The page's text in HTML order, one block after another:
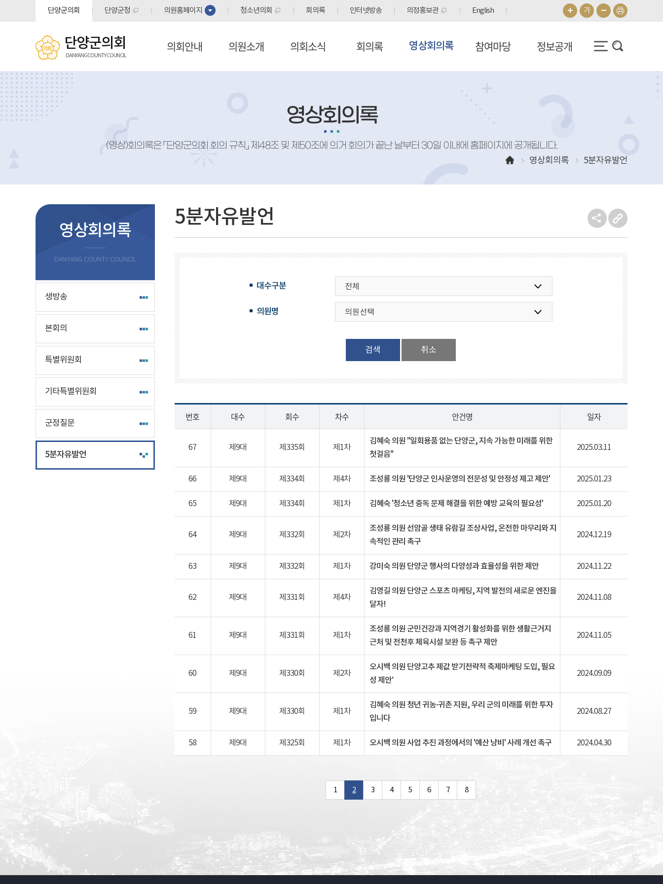
단양군의회 단양군청 의원홈페이지 청소년의회 회의록 인터넷방송 의정홍보관 English 가
단양군의회
DANYANG COUNTY COUNCIL
의회안내 의원소개 의회소식 회의록 영상회의록 참여마당 정보공개
영상회의록
(영상)회의록은 「단양군의회 회의 규칙」 제48조 및 제50조에 의거 회의가 끝난 날부터 30일 이내에 홈페이지에 공개됩니다.
영상회의록
DANYANG COUNTY COUNCIL
생방송
본회의
특별위원회
기타특별위원회
군정질문
5분자유발언
5분자유발언
영상회의록 5분자유발언
대수구분
의원명
검색
번호 대수 회수 차수 안건명 일자
67 제9대 제335회 제1차
김혜숙 의원 "일회용품 없는 단양군, 지속 가능한 미래를 위한
첫걸음"
2025.03.11
66 제9대 제334회 제4차 조성룡 의원 '단양군 인사운영의 전문성 및 안정성 제고 제안' 2025.01.23
65 제9대 제334회 제1차 김혜숙 '청소년 중독 문제 해결을 위한 예방 교육의 필요성' 2025.01.20
64 제9대 제332회 제2차
조성룡 의원 선암골 생태 유람길 조상사업, 온전한 마무리와 지
속적인 관리 촉구
2024.12.19
63 제9대 제332회 제1차 강미숙 의원 단양군 행사의 다양성과 효율성을 위한 제안 2024.11.22
62 제9대 제331회 제4차
김영길 의원 단양군 스포츠 마케팅, 지역 발전의 새로운 엔진을
달자!
2024.11.08
61 제9대 제331회 제1차
조성룡 의원 군민건강과 지역경기 활성화를 위한 생활근거지
근처 및 전천후 체육시설 보완 등 촉구 제안
2024.11.05
60 제9대 제330회 제2차
오시백 의원 단양고추 제값 받기전략적 축제마케팅 도입, 필요
성 제안’
2024.09.09
59 제9대 제330회 제1차
김혜숙 의원 청년 귀농·귀촌 지원, 우리 군의 미래를 위한 투자
입니다
2024.08.27
58 제9대 제325회 제1차 오시백 의원 사업 추진 과정에서의 '예산 낭비' 사례 개선 촉구 2024.04.30
1 2 3 4 5 6 7 8